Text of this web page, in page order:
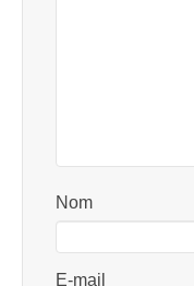
Nom
E-mail